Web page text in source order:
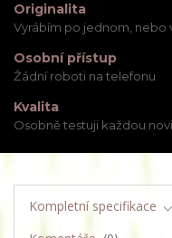
Originalita
Vyrábím po jednom, nebo
Osobní přístup
Žádní roboti na telefonu
Kvalita
Osobně testuji každou
Kompletní specifikace